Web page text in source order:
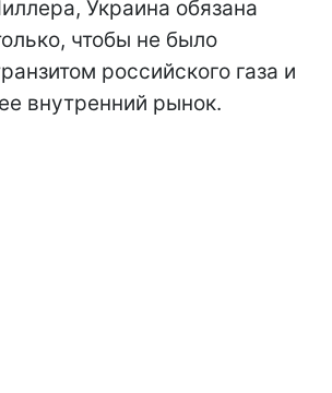
Украина обязана
чтобы не было
российского газа и
внутренний рынок.